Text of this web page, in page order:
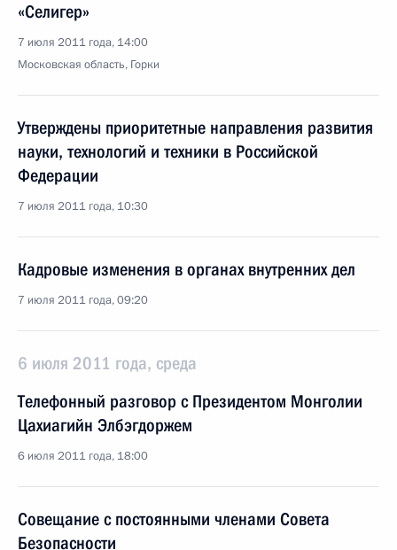
«Селигер»
7 июля 2011 года, 14:00
Московская область, Горки
Утверждены приоритетные направления развития
науки, технологий и техники в Российской
Федерации
7 июля 2011 года, 10:30
Кадровые изменения в органах внутренних дел
7 июля 2011 года, 09:20
6 июля 2011 года, среда
Телефонный разговор с Президентом Монголии
Цахиагийн Элбэгдоржем
6 июля 2011 года, 18:00
Совещание с постоянными членами Совета
Безопасности